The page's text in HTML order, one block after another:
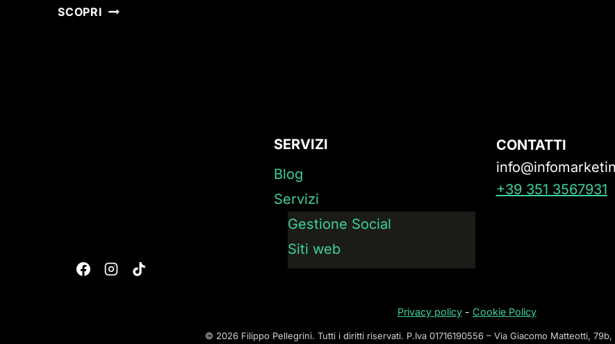
SCOPRI PUBBLICITÀ
SERVIZI
Blog
Servizi
Gestione Social
Siti web
CONTATTI
+39 351 3567931
Privacy policy - Cookie Policy
© 2026 Filippo Pellegrini. Tutti i diritti riservati. P.Iva 01716190556 – Via Giacomo Matteotti,